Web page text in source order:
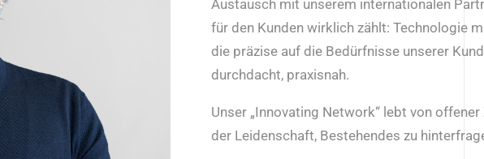
Austausch mit unserem internationalen
für den Kunden wirklich zählt: Technologie
die präzise auf die Bedürfnisse unserer
durchdacht, praxisnah.
Unser „Innovating Network“ lebt von
der Leidenschaft, Bestehendes zu